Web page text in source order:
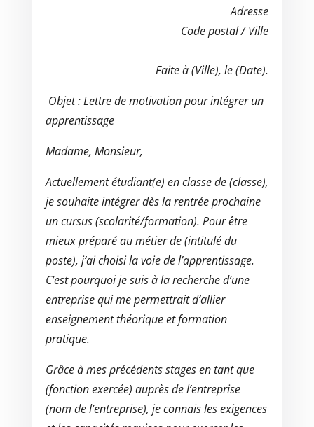
Adresse
Code postal / Ville
Faite à (Ville), le (Date).
Objet: Lettre de motivation pour intégrer un
apprentissage
Madame, Monsieur,
Actuellement étudiant(e) en classe de (classe),
je souhaite intégrer dès la rentrée prochaine
un cursus (scolarité/formation). Pour être
mieux préparé au métier de (intitulé du
poste), j’ai choisi la voie de l’apprentissage.
C’est pourquoi je suis à la recherche d’une
entreprise qui me permettrait d’allier
enseignement théorique et formation
pratique.
Grâce à mes précédents stages en tant que
(fonction exercée) auprès de l’entreprise
(nom de l’entreprise), je connais les exigences